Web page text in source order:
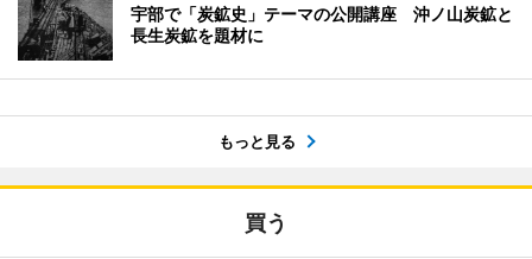
宇部で「炭鉱史」テーマの公開講座 沖ノ山炭鉱と
長生炭鉱を題材に
もっと見る
買う